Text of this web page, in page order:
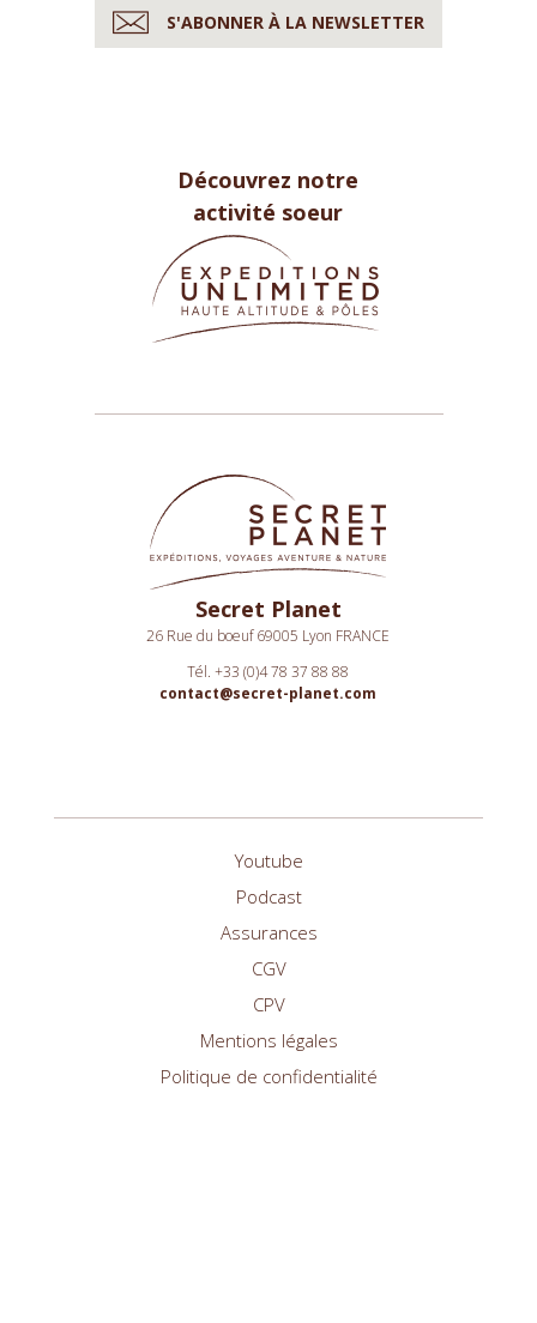
S'ABONNER À LA NEWSLETTER
Découvrez notre
activité soeur
Secret Planet
26 Rue du boeuf 69005 Lyon FRANCE
Tél. +33 (0)4 78 37 88 88
contact@secret-planet.com
Youtube
Podcast
Assurances
CGV
CPV
Mentions légales
Politique de confidentialité